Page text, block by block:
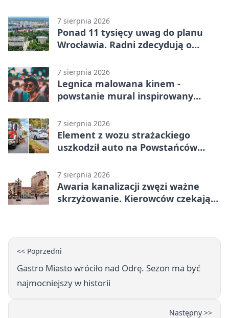
7 sierpnia 2026
Ponad 11 tysięcy uwag do planu
Wrocławia. Radni zdecydują o
7 sierpnia 2026
Legnica malowana kinem -
powstanie mural inspirowany
7 sierpnia 2026
Element z wozu strażackiego
uszkodził auto na Powstańców
7 sierpnia 2026
Awaria kanalizacji zwęzi ważne
skrzyżowanie. Kierowców czekają
<< Poprzedni
Gastro Miasto wróciło nad Odrę. Sezon ma być
najmocniejszy w historii
Następny >>